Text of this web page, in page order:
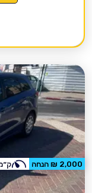
2,000 ₪ הנחה